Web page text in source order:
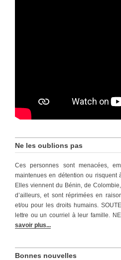
Ne les oublions pas
Ces personnes sont menacées,
maintenues en détention ou risquent
Elles viennent du Bénin, de
d’ailleurs, et sont réprimées en
et/ou pour les droits humains.
lettre ou un courriel à leur famille.
savoir plus...
Bonnes nouvelles